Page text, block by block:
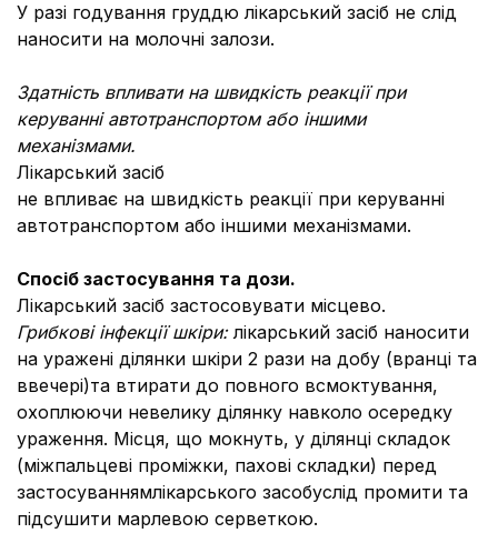
У разі годування груддю лікарський засіб не слід
наносити на молочні залози.
Здатність впливати на швидкість реакції при
керуванні автотранспортом або іншими
механізмами.
Лікарський засіб
не впливає на швидкість реакції при керуванні
автотранспортом або іншими механізмами.
Спосіб застосування та дози.
Лікарський засіб застосовувати місцево.
Грибкові інфекції шкіри:лікарський засіб наносити
на уражені ділянки шкіри 2 рази на добу (вранці та
ввечері)та втирати до повного всмоктування,
охоплюючи невелику ділянку навколо осередку
ураження. Місця, що мокнуть, у ділянці складок
(міжпальцеві проміжки, пахові складки) перед
застосуваннямлікарського засобуслід промити та
підсушити марлевою серветкою.